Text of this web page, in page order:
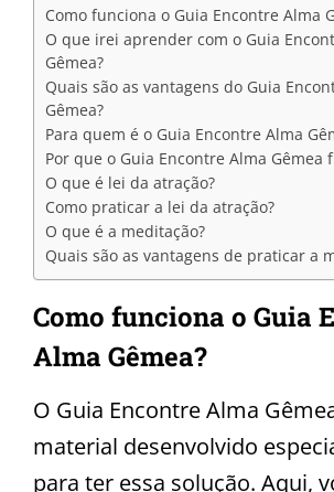
Como funciona o Guia Encontre Alma
O que irei aprender com o Guia
Gêmea?
Quais são as vantagens do Guia
Gêmea?
Para quem é o Guia Encontre Alma
Por que o Guia Encontre Alma Gêmea
O que é lei da atração?
Como praticar a lei da atração?
O que é a meditação?
Quais são as vantagens de praticar a
Como funciona o Guia
Alma Gêmea?
O Guia Encontre Alma
material desenvolvido
para ter essa solução. Aqui,